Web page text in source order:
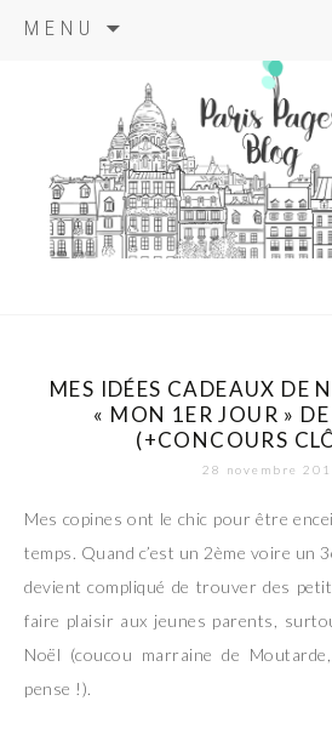
MENU
principal
paris
MES IDÉES CADEAUX DE
« MON 1ER JOUR »
(+CONCOURS
28 novembre
Mes copines ont le chic pour être
temps. Quand c’est un 2ème voire un
devient compliqué de trouver des
faire plaisir aux jeunes parents,
Noël (coucou marraine de
pense !).